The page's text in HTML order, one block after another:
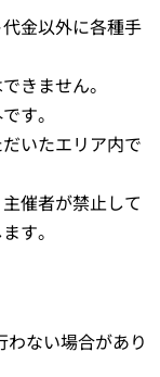
金以外に各種手
きません。
す。
いたエリア内で
催者が禁止して
す。
ない場合があり